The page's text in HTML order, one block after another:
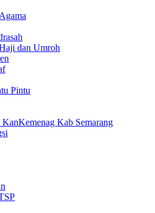
dan Umroh
Pintu
KanKemenag Kab Semarang